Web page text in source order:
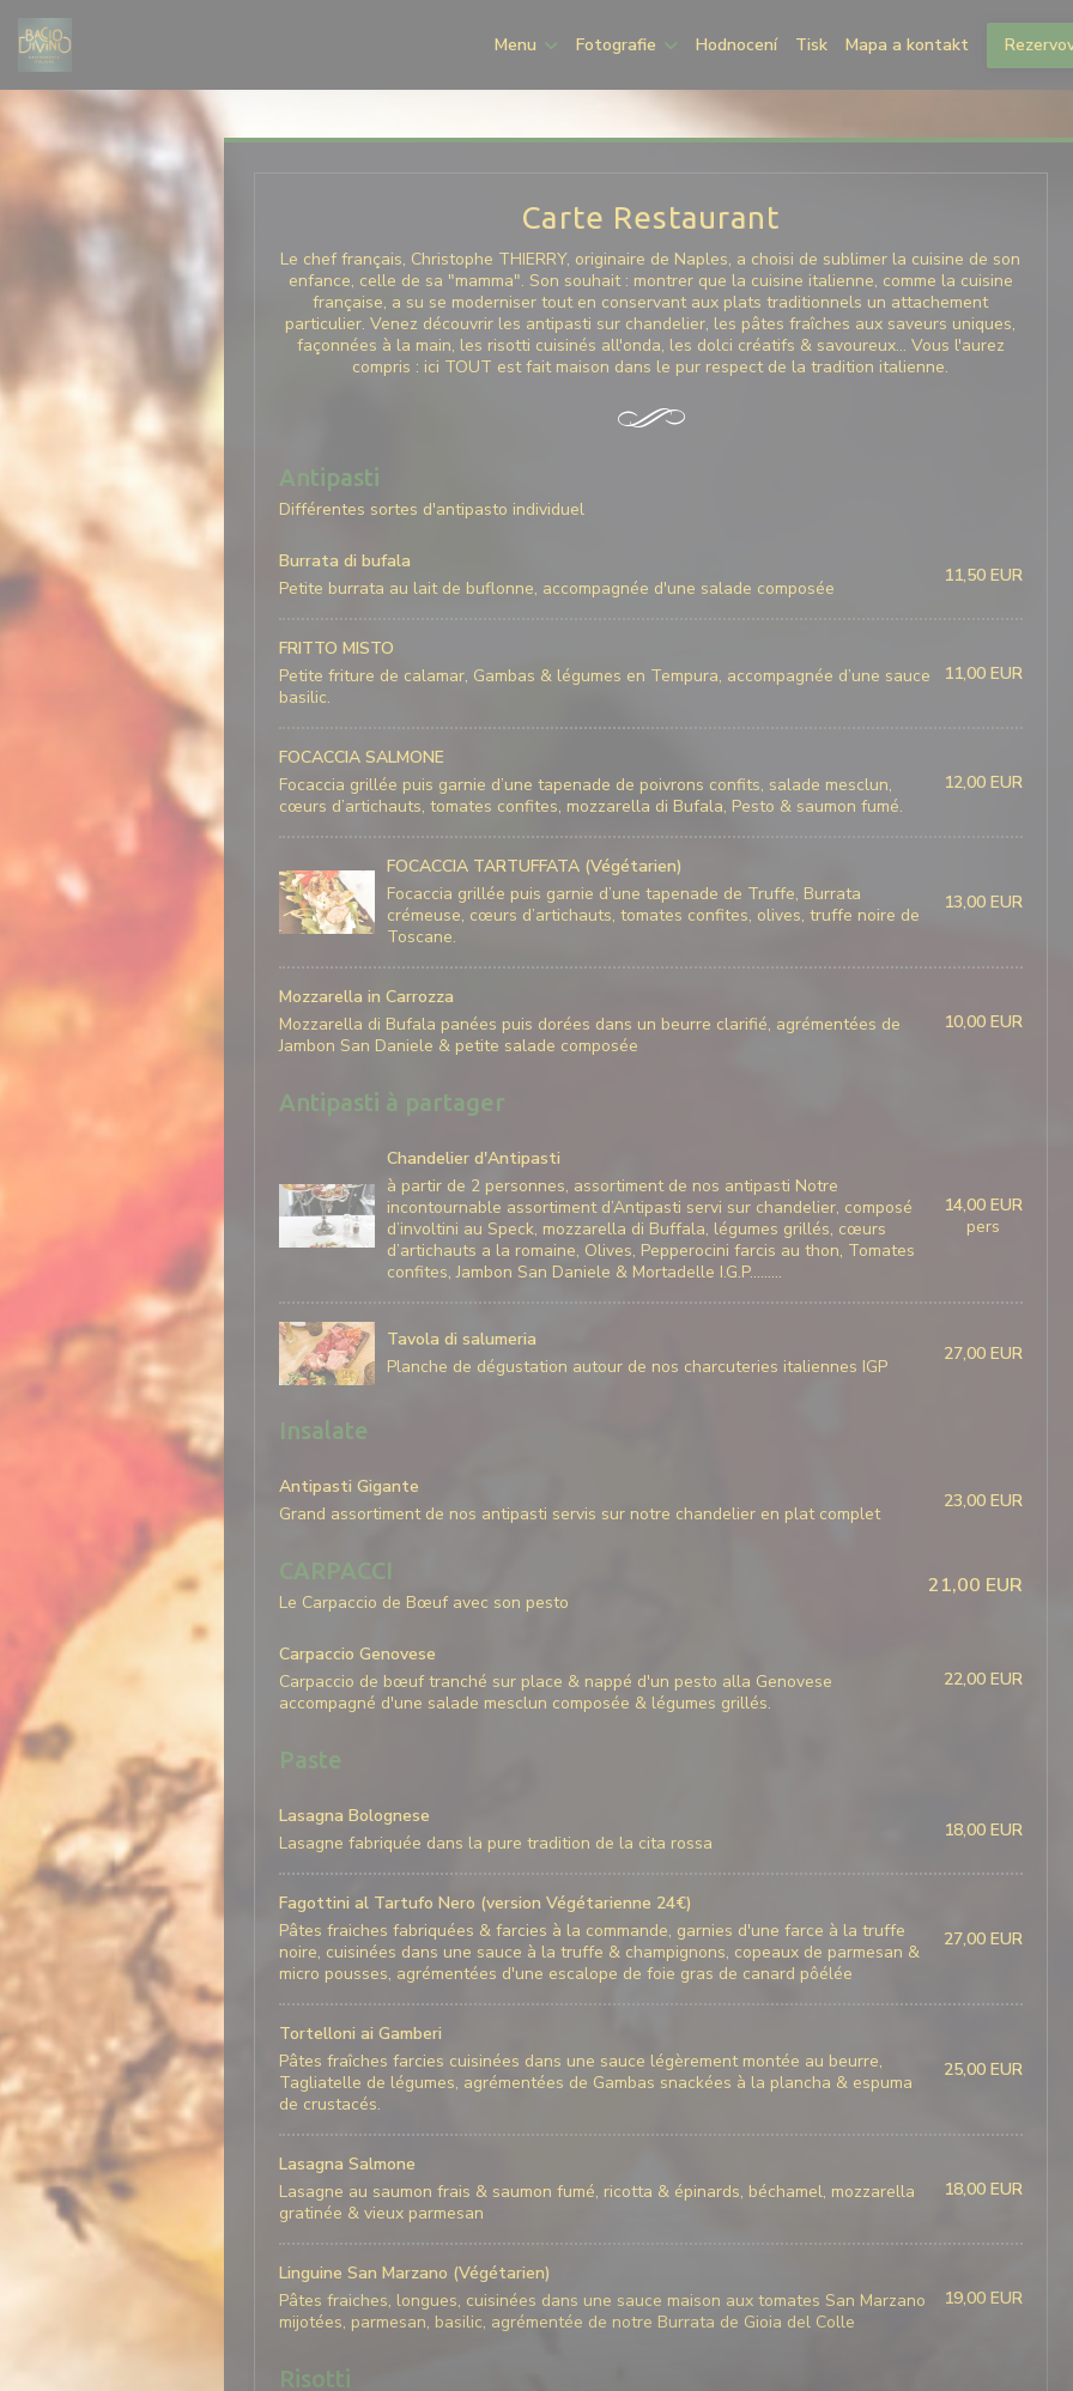
Panel pro správu cookies
Menu Fotografie Hodnocení Tisk Mapa a kontakt
Carte Restaurant
Le chef français, Christophe THIERRY, originaire de Naples, a choisi de sublimer la cuisine de son
enfance, celle de sa "mamma". Son souhait : montrer que la cuisine italienne, comme la cuisine
française, a su se moderniser tout en conservant aux plats traditionnels un attachement
particulier. Venez découvrir les antipasti sur chandelier, les pâtes fraîches aux saveurs uniques,
façonnées à la main, les risotti cuisinés all'onda, les dolci créatifs & savoureux… Vous l'aurez
compris : ici TOUT est fait maison dans le pur respect de la tradition italienne.
Antipasti
Différentes sortes d'antipasto individuel
Burrata di bufala
Petite burrata au lait de buflonne, accompagnée d'une salade composée
11,50 EUR
FRITTO MISTO
Petite friture de calamar, Gambas & légumes en Tempura, accompagnée d’une sauce
basilic.
11,00 EUR
FOCACCIA SALMONE
Focaccia grillée puis garnie d’une tapenade de poivrons confits, salade mesclun,
cœurs d’artichauts, tomates confites, mozzarella di Bufala, Pesto & saumon fumé.
12,00 EUR
FOCACCIA TARTUFFATA (Végétarien)
Focaccia grillée puis garnie d’une tapenade de Truffe, Burrata
crémeuse, cœurs d’artichauts, tomates confites, olives, truffe noire de
Toscane.
13,00 EUR
Mozzarella in Carrozza
Mozzarella di Bufala panées puis dorées dans un beurre clarifié, agrémentées de
Jambon San Daniele & petite salade composée
10,00 EUR
Antipasti à partager
Chandelier d'Antipasti
à partir de 2 personnes, assortiment de nos antipasti Notre
incontournable assortiment d’Antipasti servi sur chandelier, composé
d’involtini au Speck, mozzarella di Buffala, légumes grillés, cœurs
d’artichauts a la romaine, Olives, Pepperocini farcis au thon, Tomates
confites, Jambon San Daniele & Mortadelle I.G.P………
14,00 EUR
pers
Tavola di salumeria
Planche de dégustation autour de nos charcuteries italiennes IGP
27,00 EUR
Insalate
Antipasti Gigante
Grand assortiment de nos antipasti servis sur notre chandelier en plat complet
23,00 EUR
CARPACCI
Le Carpaccio de Bœuf avec son pesto
21,00 EUR
Carpaccio Genovese
Carpaccio de bœuf tranché sur place & nappé d'un pesto alla Genovese
accompagné d'une salade mesclun composée & légumes grillés.
22,00 EUR
Paste
Lasagna Bolognese
Lasagne fabriquée dans la pure tradition de la cita rossa
18,00 EUR
Fagottini al Tartufo Nero (version Végétarienne 24€)
Pâtes fraiches fabriquées & farcies à la commande, garnies d'une farce à la truffe
noire, cuisinées dans une sauce à la truffe & champignons, copeaux de parmesan &
micro pousses, agrémentées d'une escalope de foie gras de canard pôélée
27,00 EUR
Tortelloni ai Gamberi
Pâtes fraîches farcies cuisinées dans une sauce légèrement montée au beurre,
Tagliatelle de légumes, agrémentées de Gambas snackées à la plancha & espuma
de crustacés.
25,00 EUR
Lasagna Salmone
Lasagne au saumon frais & saumon fumé, ricotta & épinards, béchamel, mozzarella
gratinée & vieux parmesan
18,00 EUR
Linguine San Marzano (Végétarien)
Pâtes fraiches, longues, cuisinées dans une sauce maison aux tomates San Marzano
mijotées, parmesan, basilic, agrémentée de notre Burrata de Gioia del Colle
19,00 EUR
Risotti